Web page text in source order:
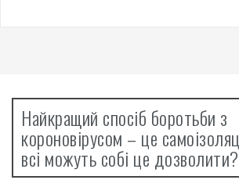
Найкращий спосіб боротьби з
короновірусом – це
всі можуть собі це дозволити?